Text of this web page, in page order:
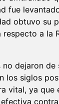
fue
obtuvo su
respecto a la
no dejaron
los siglos
vital, ya que